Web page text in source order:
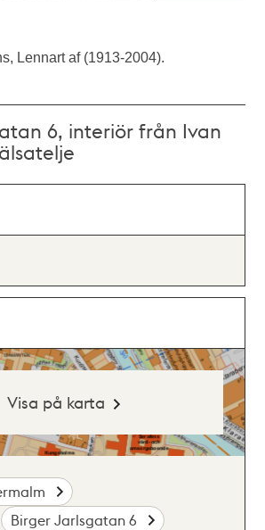
Lennart af (1913-2004).
6, interiör från Ivan
Visa på karta
Birger Jarlsgatan 6